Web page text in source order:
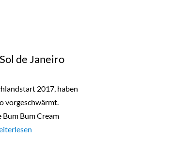
de Janeiro
2017, haben
vorgeschwärmt.
Bum Cream
News: Glowmotions von Sol de Janeiro“